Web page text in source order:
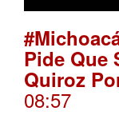
Pide Que
Quiroz
08:57